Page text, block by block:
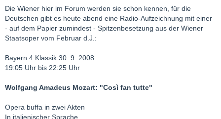
Die Wiener hier im Forum werden sie schon kennen, für die
Deutschen gibt es heute abend eine Radio-Aufzeichnung mit einer
- auf dem Papier zumindest - Spitzenbesetzung aus der Wiener
Staatsoper vom Februar d.J.:
Bayern 4 Klassik 30. 9. 2008
19:05 Uhr bis 22:25 Uhr
Wolfgang Amadeus Mozart: "Così fan tutte"
Opera buffa in zwei Akten
In italienischer Sprache